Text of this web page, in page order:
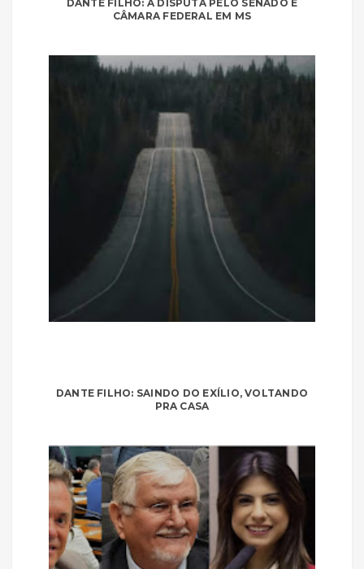
DANTE FILHO: A DISPUTA PELO SENADO E
CÂMARA FEDERAL EM MS
DANTE FILHO: SAINDO DO EXÍLIO, VOLTANDO
PRA CASA